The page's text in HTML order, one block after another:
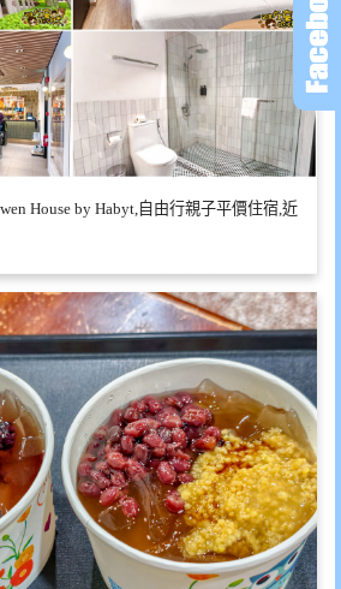
House by Habyt,自由行親子平價住宿,近